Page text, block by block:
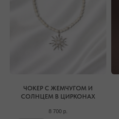
ЧОКЕР С ЖЕМЧУГОМ И
СОЛНЦЕМ В ЦИРКОНАХ
8 700 р.